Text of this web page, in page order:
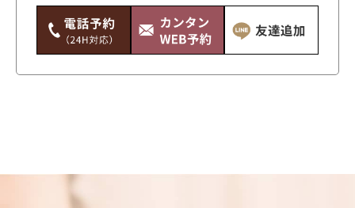
手のシワ・たるみ・シミ・くすみ
毛穴・いちご鼻
痩身